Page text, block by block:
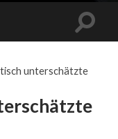
unterschätzte